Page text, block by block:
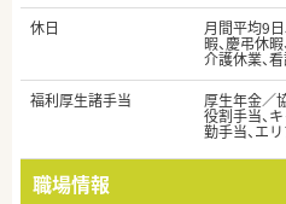
休日
月間平均9
暇、慶弔休
介護休業、
福利厚生諸手当
厚生年金／
役割手当、
勤手当、エ
職場情報